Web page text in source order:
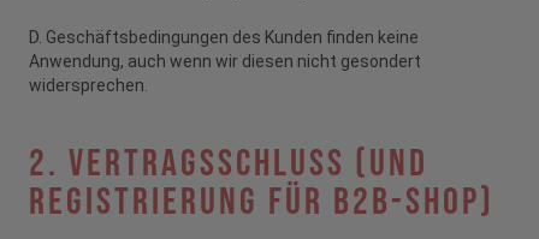
D. Geschäftsbedingungen des Kunden finden keine
Anwendung, auch wenn wir diesen nicht gesondert
widersprechen.
2. Vertragsschluss (und
Registrierung für B2B-Shop)